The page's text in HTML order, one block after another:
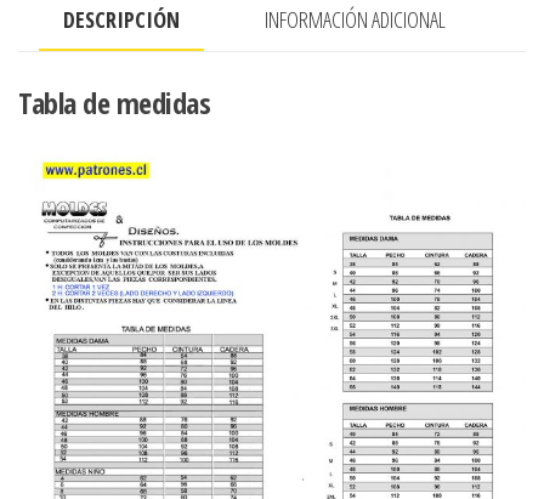
DESCRIPCIÓN INFORMACIÓN ADICIONAL
Tabla de medidas